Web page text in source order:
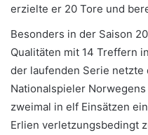
erzielte er 20 Tore und
Besonders in der Saison
Qualitäten mit 14 Treffern
der laufenden Serie netzte
Nationalspieler
zweimal in elf Einsätzen
Erlien verletzungsbedingt